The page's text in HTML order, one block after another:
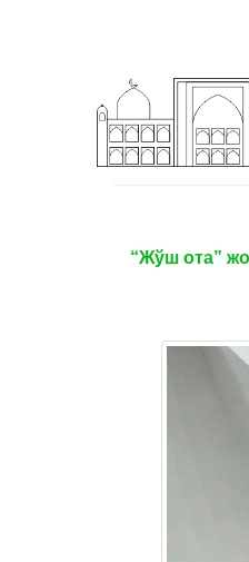
“Жўш ота”